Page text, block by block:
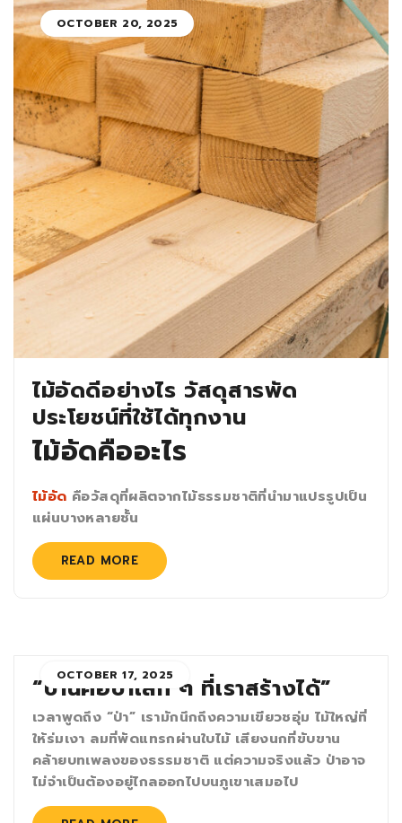
OCTOBER 20, 2025
ไม้อัดดีอย่างไร วัสดุสารพัด
ประโยชน์ที่ใช้ได้ทุกงาน
ไม้อัดคืออะไร
ไม้อัด คือวัสดุที่ผลิตจากไม้ธรรมชาติที่นำมาแปรรูปเป็น
แผ่นบางหลายชั้น
READ MORE
OCTOBER 17, 2025
“บ้านคือป่าเล็ก ๆ ที่เราสร้างได้”
เวลาพูดถึง “ป่า” เรามักนึกถึงความเขียวชอุ่ม ไม้ใหญ่ที่
ให้ร่มเงา ลมที่พัดแทรกผ่านใบไม้ เสียงนกที่ขับขาน
คล้ายบทเพลงของธรรมชาติ แต่ความจริงแล้ว ป่าอาจ
ไม่จำเป็นต้องอยู่ไกลออกไปบนภูเขาเสมอไป